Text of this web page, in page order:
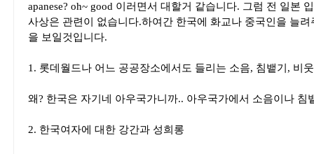
apanese? oh~ good 이러면서 대할거 같습니다. 그럼 전 일본
사상은 관련이 없습니다.하여간 한국에 화교나 중국인을 늘
을 보일것입니다.
1. 롯데월드나 어느 공공장소에서도 들리는 소음, 침뱉기, 비
왜? 한국은 자기네 아우국가니까.. 아우국가에서 소음이나 침
2. 한국여자에 대한 강간과 성희롱